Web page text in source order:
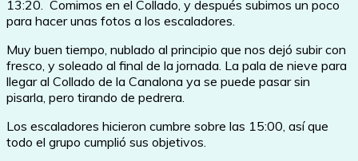
13:20. Comimos en el Collado, y después subimos un poco
para hacer unas fotos a los escaladores.
Muy buen tiempo, nublado al principio que nos dejó subir con
fresco, y soleado al final de la jornada. La pala de nieve para
llegar al Collado de la Canalona ya se puede pasar sin
pisarla, pero tirando de pedrera.
Los escaladores hicieron cumbre sobre las 15:00, así que
todo el grupo cumplió sus objetivos.